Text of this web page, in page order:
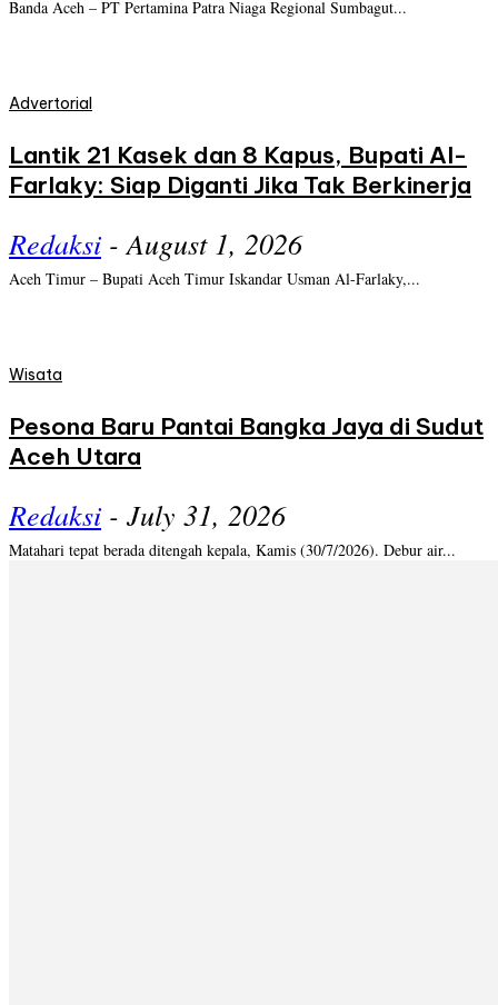
Banda Aceh – PT Pertamina Patra Niaga Regional Sumbagut...
Advertorial
Lantik 21 Kasek dan 8 Kapus, Bupati Al-
Farlaky: Siap Diganti Jika Tak Berkinerja
Redaksi - August 1, 2026
Aceh Timur – Bupati Aceh Timur Iskandar Usman Al-Farlaky,...
Wisata
Pesona Baru Pantai Bangka Jaya di Sudut
Aceh Utara
Redaksi - July 31, 2026
Matahari tepat berada ditengah kepala, Kamis (30/7/2026). Debur air...